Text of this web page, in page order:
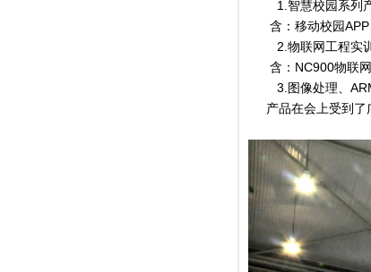
1.智慧校园系列
含：移动校园APP
2.物联网工程实
含：NC900物联网
3.图像处理、
产品在会上受到了